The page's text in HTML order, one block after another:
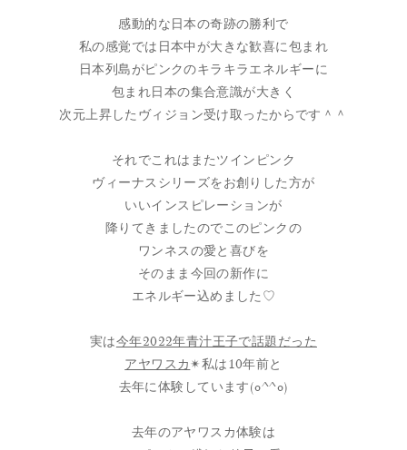
感動的な日本の奇跡の勝利で
私の感覚では日本中が大きな歓喜に包まれ
日本列島がピンクのキラキラエネルギーに
包まれ日本の集合意識が大きく
次元上昇したヴィジョン受け取ったからです＾＾
それでこれはまたツインピンク
ヴィーナスシリーズをお創りした方が
いいインスピレーションが
降りてきましたのでこのピンクの
ワンネスの愛と喜びを
そのまま今回の新作に
エネルギー込めました♡
実は今年2022年青汁王子で話題だった
アヤワスカ✴︎私は10年前と
去年に体験しています(o^^o)
去年のアヤワスカ体験は